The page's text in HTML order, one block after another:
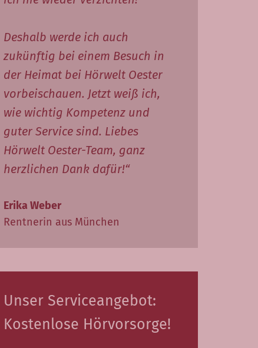
Deshalb werde ich auch
zukünftig bei einem Besuch in
der Heimat bei Hörwelt Oester
vorbeischauen. Jetzt weiß ich,
wie wichtig Kompetenz und
guter Service sind. Liebes
Hörwelt Oester-Team, ganz
herzlichen Dank dafür!“
Erika Weber
Rentnerin aus München
Unser Serviceangebot:
Kostenlose Hörvorsorge!